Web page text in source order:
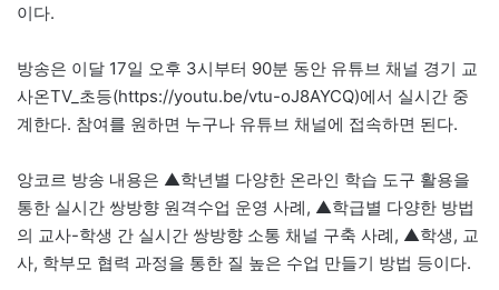
이다.
방송은 이달 17일 오후 3시부터 90분 동안 유튜브 채널 경기 교
사온TV_초등(https://youtu.be/vtu-oJ8AYCQ)에서 실시간 중
계한다. 참여를 원하면 누구나 유튜브 채널에 접속하면 된다.
앙코르 방송 내용은 ▲학년별 다양한 온라인 학습 도구 활용을
통한 실시간 쌍방향 원격수업 운영 사례, ▲학급별 다양한 방법
의 교사-학생 간 실시간 쌍방향 소통 채널 구축 사례, ▲학생, 교
사, 학부모 협력 과정을 통한 질 높은 수업 만들기 방법 등이다.